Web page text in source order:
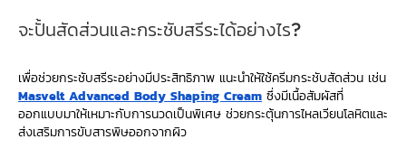
จะปั้นสัดส่วนและกระชับสรีระได้อย่างไร?
เพื่อช่วยกระชับสรีระอย่างมีประสิทธิภาพ แนะนำให้ใช้ครีมกระชับสัดส่วน เช่น
Masvelt Advanced Body Shaping Cream ซึ่งมีเนื้อสัมผัสที่
ออกแบบมาให้เหมาะกับการนวดเป็นพิเศษ ช่วยกระตุ้นการไหลเวียนโลหิตและ
ส่งเสริมการขับสารพิษออกจากผิว